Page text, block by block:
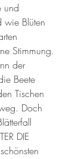
und
wie Blüten
Stimmung.
der
Beete
Tischen
Doch
DIE